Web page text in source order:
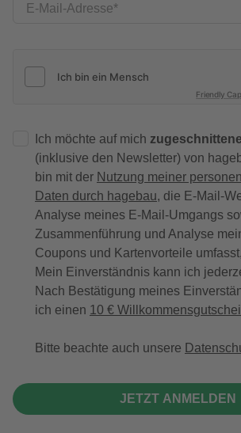
E-Mail-Adresse
Friendly
Ich möchte auf mich
(inklusive den Newsletter) von
bin mit der Nutzung meiner
Daten durch hagebau, die E-Mail-
Analyse meines E-Mail-Umgangs
Zusammenführung und Analyse
Coupons und Kartenvorteile
Mein Einverständnis kann ich
Nach Bestätigung meines
ich einen 10 €
Bitte beachte auch unsere
JETZT ANMELDEN